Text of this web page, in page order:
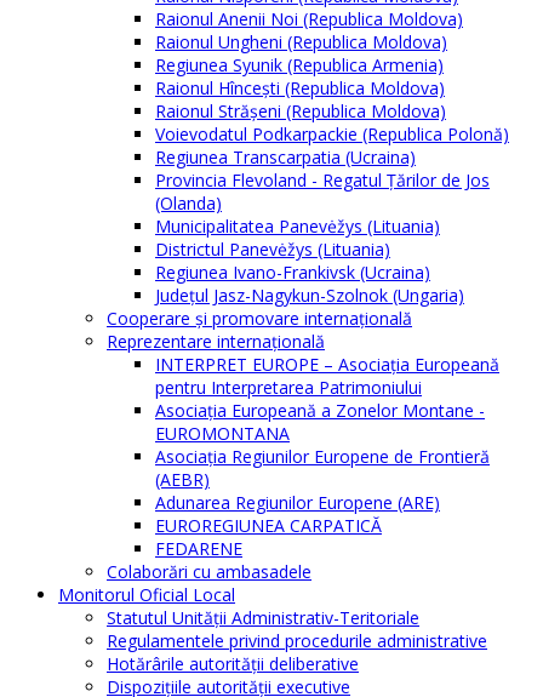
Raionul Anenii Noi (Republica Moldova)
Raionul Ungheni (Republica Moldova)
Regiunea Syunik (Republica Armenia)
Raionul Hîncești (Republica Moldova)
Raionul Străşeni (Republica Moldova)
Voievodatul Podkarpackie (Republica Polonă)
Regiunea Transcarpatia (Ucraina)
Provincia Flevoland - Regatul Ţărilor de Jos
(Olanda)
Municipalitatea Panevėžys (Lituania)
Districtul Panevėžys (Lituania)
Regiunea Ivano-Frankivsk (Ucraina)
Judeţul Jasz-Nagykun-Szolnok (Ungaria)
Cooperare şi promovare internaţională
Reprezentare internaţională
INTERPRET EUROPE – Asociația Europeană
pentru Interpretarea Patrimoniului
Asociația Europeană a Zonelor Montane -
EUROMONTANA
Asociația Regiunilor Europene de Frontieră
(AEBR)
Adunarea Regiunilor Europene (ARE)
EUROREGIUNEA CARPATICĂ
FEDARENE
Colaborări cu ambasadele
Monitorul Oficial Local
Statutul Unităţii Administrativ-Teritoriale
Regulamentele privind procedurile administrative
Hotărârile autorităţii deliberative
Dispoziţiile autorităţii executive